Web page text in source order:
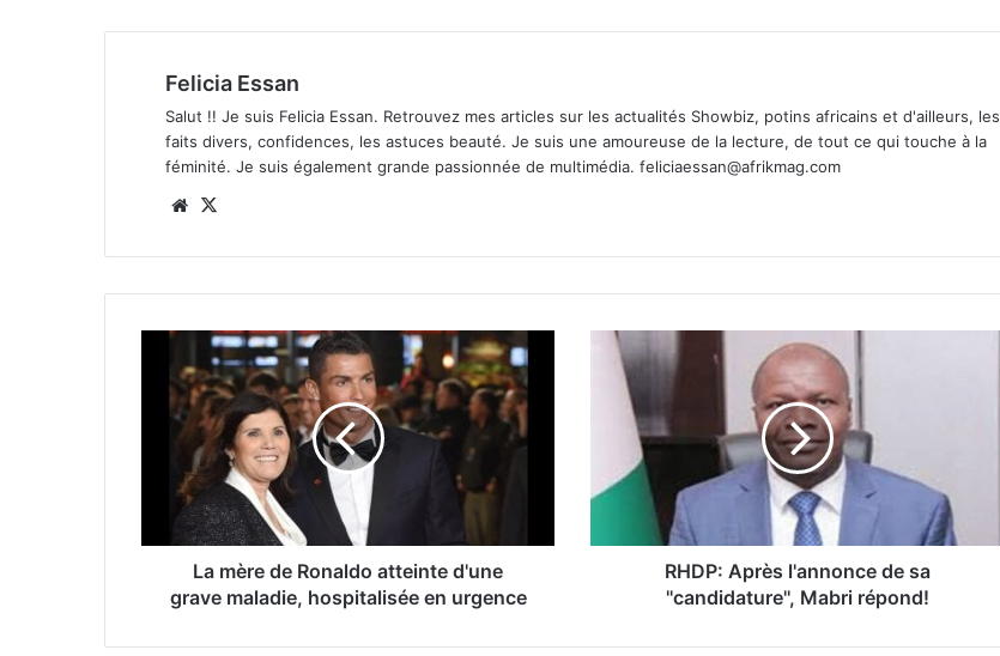
Felicia Essan
Salut !! Je suis Felicia Essan. Retrouvez mes articles sur les actualités Showbiz, potins africains et d'ailleurs, les
faits divers, confidences, les astuces beauté. Je suis une amoureuse de la lecture, de tout ce qui touche à la
féminité. Je suis également grande passionnée de multimédia. feliciaessan@afrikmag.com
Website
La mère de Ronaldo atteinte d'une
grave maladie, hospitalisée en urgence
RHDP: Après l'annonce de sa
''candidature'', Mabri répond!